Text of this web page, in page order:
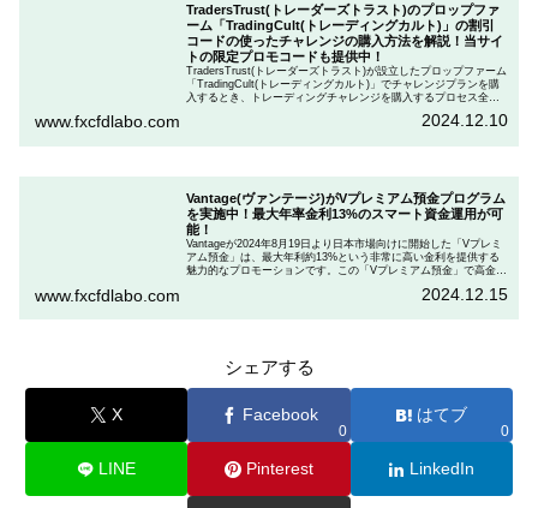
TradersTrust(トレーダーズトラスト)のプロップファ
ーム「TradingCult(トレーディングカルト)」の割引
コードの使ったチャレンジの購入方法を解説！当サイ
トの限定プロモコードも提供中！
TradersTrust(トレーダーズトラスト)が設立したプロップファーム
「TradingCult(トレーディングカルト)」でチャレンジプランを購
入するとき、トレーディングチャレンジを購入するプロセス全体
ます。さらに、TradingCultがほぼ定期的に実施している割引コー
www.fxcfdlabo.com 2024.12.10
Vantage(ヴァンテージ)がVプレミアム預金プログラム
を実施中！最大年率金利13%のスマート資金運用が可
能！
Vantageが2024年8月19日より日本市場向けに開始した「Vプレミ
アム預金」は、最大年利約13%という非常に高い金利を提供する
魅力的なプロモーションです。この「Vプレミアム預金」で高金利
「Vプレミアム預金」を行いたい人は、この記事をしっかりと読ん
www.fxcfdlabo.com 2024.12.15
シェアする
X Facebook
0
はてブ
0
LINE Pinterest LinkedIn